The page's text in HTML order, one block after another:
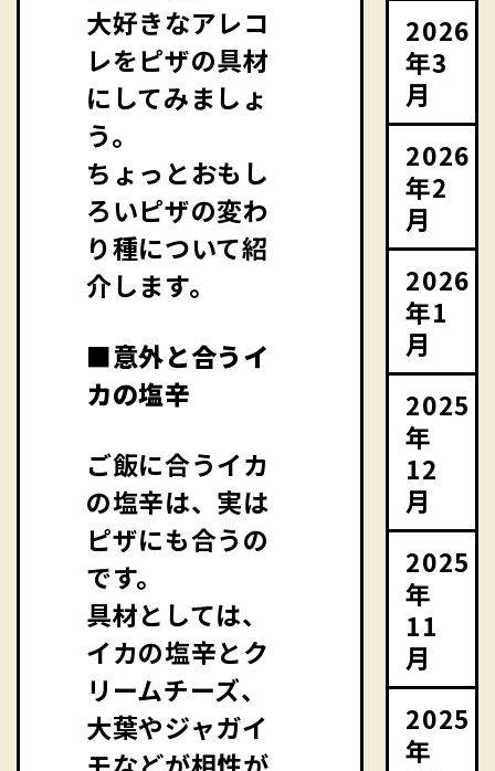
大好きなアレコ
レをピザの具材
にしてみましょ
う。
ちょっとおもし
ろいピザの変わ
り種について紹
介します。
■意外と合うイ
カの塩辛
ご飯に合うイカ
の塩辛は、実は
ピザにも合うの
です。
具材としては、
イカの塩辛とク
リームチーズ、
大葉やジャガイ
2026
年3
月
2026
年2
月
2026
年1
月
2025
年
12
月
2025
年
11
月
2025
年